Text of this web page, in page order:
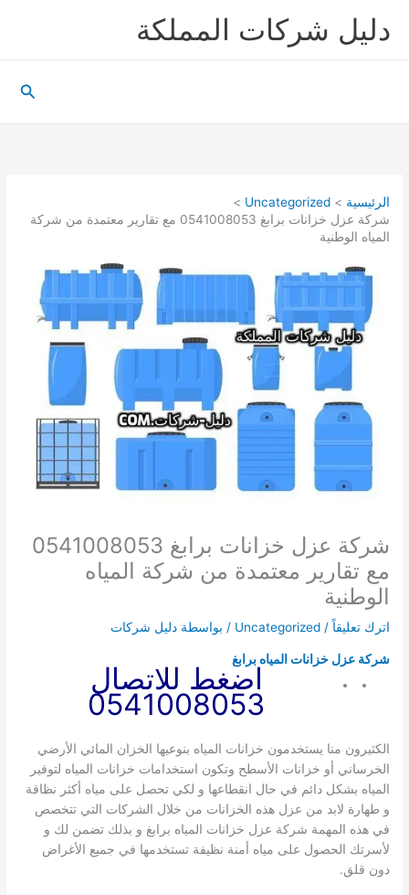
دليل شركات المملكة
الرئيسية
Uncategorized
شركة عزل خزانات برابغ 0541008053 مع تقارير معتمدة من شركة
المياه الوطنية
شركة عزل خزانات برابغ 0541008053
مع تقارير معتمدة من شركة المياه
الوطنية
اترك تعليقاً /
Uncategorized / بواسطة دليل شركات
شركة عزل خزانات المياه برابغ
اضغط للاتصال
0541008053
الكثيرون منا يستخدمون خزانات المياه بنوعيها الخزان المائي الأرضي
الخرساني أو خزانات الأسطح وتكون استخدامات خزانات المياه لتوفير
المياه بشكل دائم في حال انقطاعها و لكي تحصل على مياه أكثر نظافة
و طهارة لابد من عزل هذه الخزانات من خلال الشركات التي تتخصص
في هذه المهمة شركة عزل خزانات المياه برابغ و بذلك تضمن لك و
لأسرتك الحصول على مياه أمنة نظيفة تستخدمها في جميع الأغراض
دون قلق.